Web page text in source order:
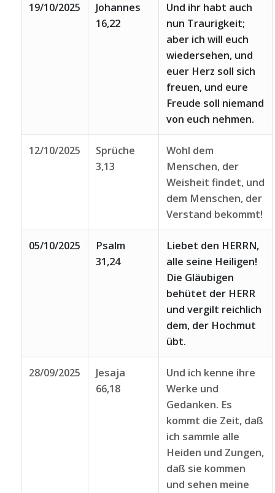
19/10/2025
Johannes
16,22
Und ihr habt auch
nun Traurigkeit;
aber ich will euch
wiedersehen, und
euer Herz soll sich
freuen, und eure
Freude soll niemand
von euch nehmen.
12/10/2025
Sprüche
3,13
Wohl dem
Menschen, der
Weisheit findet, und
dem Menschen, der
Verstand bekommt!
05/10/2025
Psalm
31,24
Liebet den HERRN,
alle seine Heiligen!
Die Gläubigen
behütet der HERR
und vergilt reichlich
dem, der Hochmut
übt.
28/09/2025
Jesaja
66,18
Und ich kenne ihre
Werke und
Gedanken. Es
kommt die Zeit, daß
ich sammle alle
Heiden und Zungen,
daß sie kommen
und sehen meine